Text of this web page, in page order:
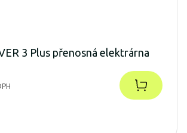
3 Plus přenosná elektrárna